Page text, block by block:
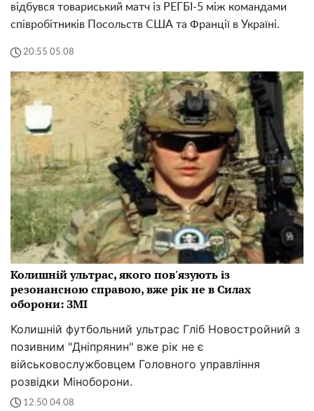
відбувся товариський матч із РЕГБІ-5 між командами
співробітників Посольств США та Франції в Україні.
20:55 05.08
Колишній ультрас, якого пов'язують із
резонансною справою, вже рік не в Силах
оборони: ЗМІ
Колишній футбольний ультрас Гліб Новостройний з
позивним "Дніпрянин" вже рік не є
військовослужбовцем Головного управління
розвідки Міноборони.
12:50 04.08